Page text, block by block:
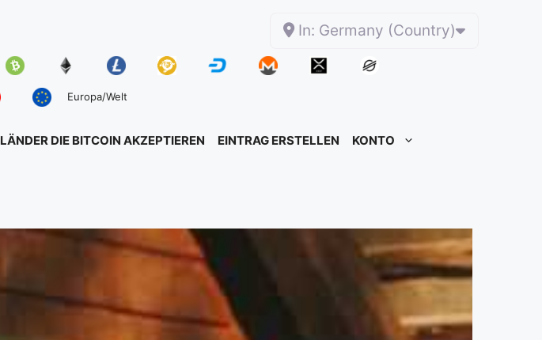
In: Germany (Country)
Europa/Welt
LÄNDER DIE BITCOIN AKZEPTIEREN EINTRAG ERSTELLEN KONTO